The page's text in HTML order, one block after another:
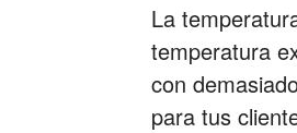
La
temperatura
con
para tus